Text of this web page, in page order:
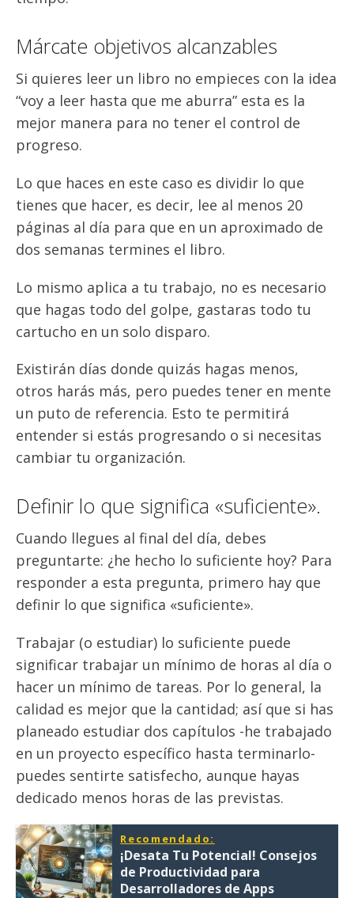
Márcate objetivos alcanzables
Si quieres leer un libro no empieces con la idea
“voy a leer hasta que me aburra” esta es la
mejor manera para no tener el control de
progreso.
Lo que haces en este caso es dividir lo que
tienes que hacer, es decir, lee al menos 20
páginas al día para que en un aproximado de
dos semanas termines el libro.
Lo mismo aplica a tu trabajo, no es necesario
que hagas todo del golpe, gastaras todo tu
cartucho en un solo disparo.
Existirán días donde quizás hagas menos,
otros harás más, pero puedes tener en mente
un puto de referencia. Esto te permitirá
entender si estás progresando o si necesitas
cambiar tu organización.
Definir lo que significa «suficiente».
Cuando llegues al final del día, debes
preguntarte: ¿he hecho lo suficiente hoy? Para
responder a esta pregunta, primero hay que
definir lo que significa «suficiente».
Trabajar (o estudiar) lo suficiente puede
significar trabajar un mínimo de horas al día o
hacer un mínimo de tareas. Por lo general, la
calidad es mejor que la cantidad; así que si has
planeado estudiar dos capítulos -he trabajado
en un proyecto específico hasta terminarlo-
puedes sentirte satisfecho, aunque hayas
dedicado menos horas de las previstas.
Recomendado:
¡Desata Tu Potencial! Consejos
de Productividad para
Desarrolladores de Apps